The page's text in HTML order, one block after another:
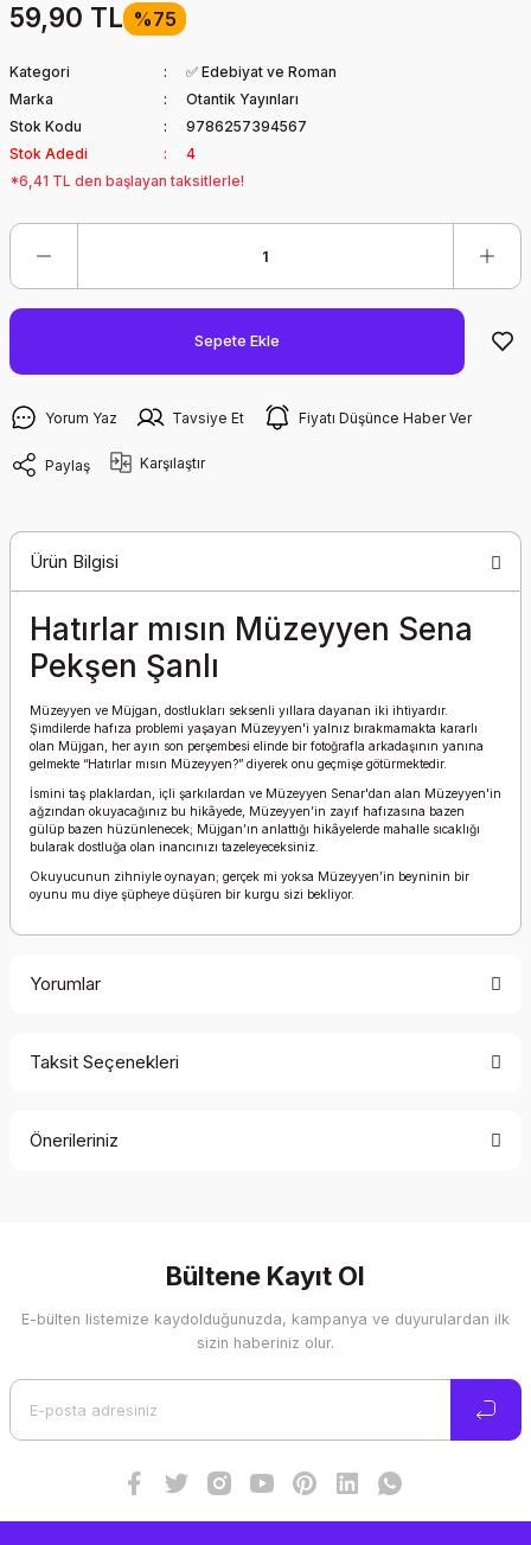
59,90 TL %75
Kategori
✅ Edebiyat ve Roman
Marka
Otantik Yayınları
Stok Kodu
9786257394567
Stok Adedi
4
*6,41 TL den başlayan taksitlerle!
Sepete Ekle
Yorum Yaz Tavsiye Et Fiyatı Düşünce Haber Ver
Paylaş Karşılaştır
Ürün Bilgisi
Hatırlar mısın Müzeyyen Sena
Pekşen Şanlı
Müzeyyen ve Müjgan, dostlukları seksenli yıllara dayanan iki ihtiyardır.
Şimdilerde hafıza problemi yaşayan Müzeyyen'i yalnız bırakmamakta kararlı
olan Müjgan, her ayın son perşembesi elinde bir fotoğrafla arkadaşının yanına
gelmekte “Hatırlar mısın Müzeyyen?” diyerek onu geçmişe götürmektedir.
İsmini taş plaklardan, içli şarkılardan ve Müzeyyen Senar'dan alan Müzeyyen'in
ağzından okuyacağınız bu hikâyede, Müzeyyen’in zayıf hafızasına bazen
gülüp bazen hüzünlenecek; Müjgan’ın anlattığı hikâyelerde mahalle sıcaklığı
bularak dostluğa olan inancınızı tazeleyeceksiniz.
Okuyucunun zihniyle oynayan; gerçek mi yoksa Müzeyyen’in beyninin bir
oyunu mu diye şüpheye düşüren bir kurgu sizi bekliyor.
Yorumlar
Taksit Seçenekleri
Önerileriniz
Görüş ve önerileriniz için teşekkür ederiz.
Ürün resmi kalitesiz, bozuk veya görüntülenemiyor.
Bültene Kayıt Ol
E-bülten listemize kaydolduğunuzda, kampanya ve duyurulardan ilk
sizin haberiniz olur.